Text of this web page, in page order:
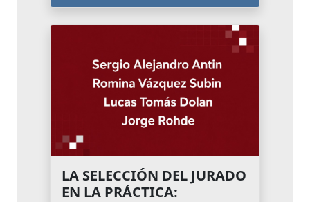
LA SELECCIÓN DEL JURADO
EN LA PRÁCTICA: